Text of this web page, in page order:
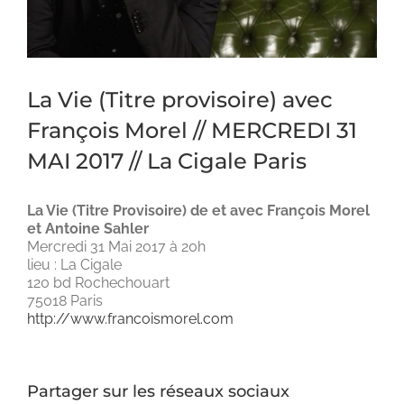
La Vie (Titre provisoire) avec
François Morel // MERCREDI 31
MAI 2017 // La Cigale Paris
La Vie (Titre Provisoire) de et avec François Morel
et Antoine Sahler
Mercredi 31 Mai 2017 à 20h
lieu : La Cigale
120 bd Rochechouart
75018 Paris
http://www.francoismorel.com
Partager sur les réseaux sociaux